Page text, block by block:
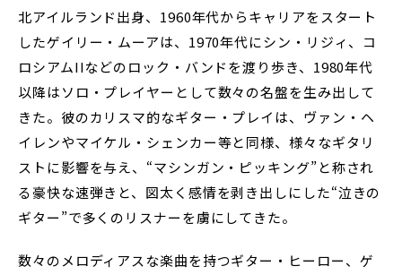
北アイルランド出身、1960年代からキャリアをスタート
したゲイリー・ムーアは、1970年代にシン・リジィ、コ
ロシアムIIなどのロック・バンドを渡り歩き、1980年代
以降はソロ・プレイヤーとして数々の名盤を生み出して
きた。彼のカリスマ的なギター・プレイは、ヴァン・ヘ
イレンやマイケル・シェンカー等と同様、様々なギタリ
ストに影響を与え、“マシンガン・ピッキング”と称され
る豪快な速弾きと、図太く感情を剥き出しにした“泣きの
ギター”で多くのリスナーを虜にしてきた。
数々のメロディアスな楽曲を持つギター・ヒーロー、ゲ